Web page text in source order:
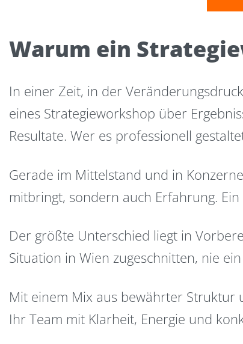
Warum ein
In einer Zeit, in der
eines Strategieworkshop über
Resultate. Wer es professionell
Gerade im Mittelstand und in
mitbringt, sondern auch Erfahrung.
Der größte Unterschied liegt in
Situation in Wien zugeschnitten, nie
Mit einem Mix aus bewährter Struktur
Ihr Team mit Klarheit, Energie und